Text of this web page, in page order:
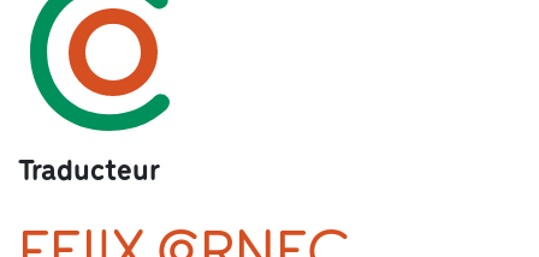
Traducteur